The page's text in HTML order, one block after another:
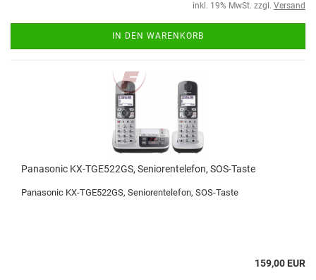
inkl. 19% MwSt. zzgl. Versand
IN DEN WARENKORB
Panasonic KX-TGE522GS, Seniorentelefon, SOS-Taste
Panasonic KX-TGE522GS, Seniorentelefon, SOS-Taste
159,00 EUR